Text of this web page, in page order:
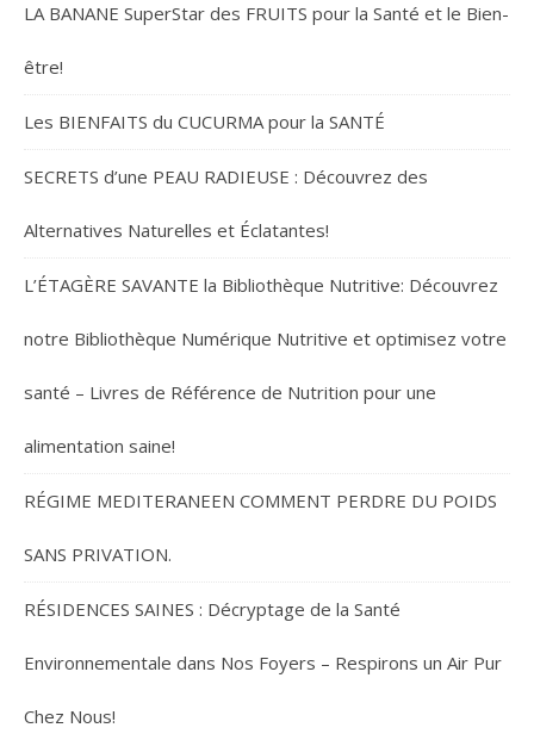
LA BANANE SuperStar des FRUITS pour la Santé et le Bien-
être!
Les BIENFAITS du CUCURMA pour la SANTÉ
SECRETS d’une PEAU RADIEUSE : Découvrez des
Alternatives Naturelles et Éclatantes!
L’ÉTAGÈRE SAVANTE la Bibliothèque Nutritive: Découvrez
notre Bibliothèque Numérique Nutritive et optimisez votre
santé – Livres de Référence de Nutrition pour une
alimentation saine!
RÉGIME MEDITERANEEN COMMENT PERDRE DU POIDS
SANS PRIVATION.
RÉSIDENCES SAINES : Décryptage de la Santé
Environnementale dans Nos Foyers – Respirons un Air Pur
Chez Nous!